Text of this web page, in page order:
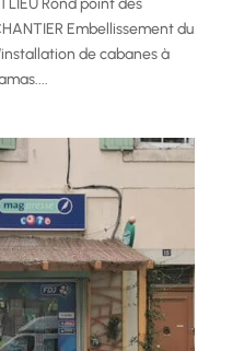
Embellissement du
de cabanes à